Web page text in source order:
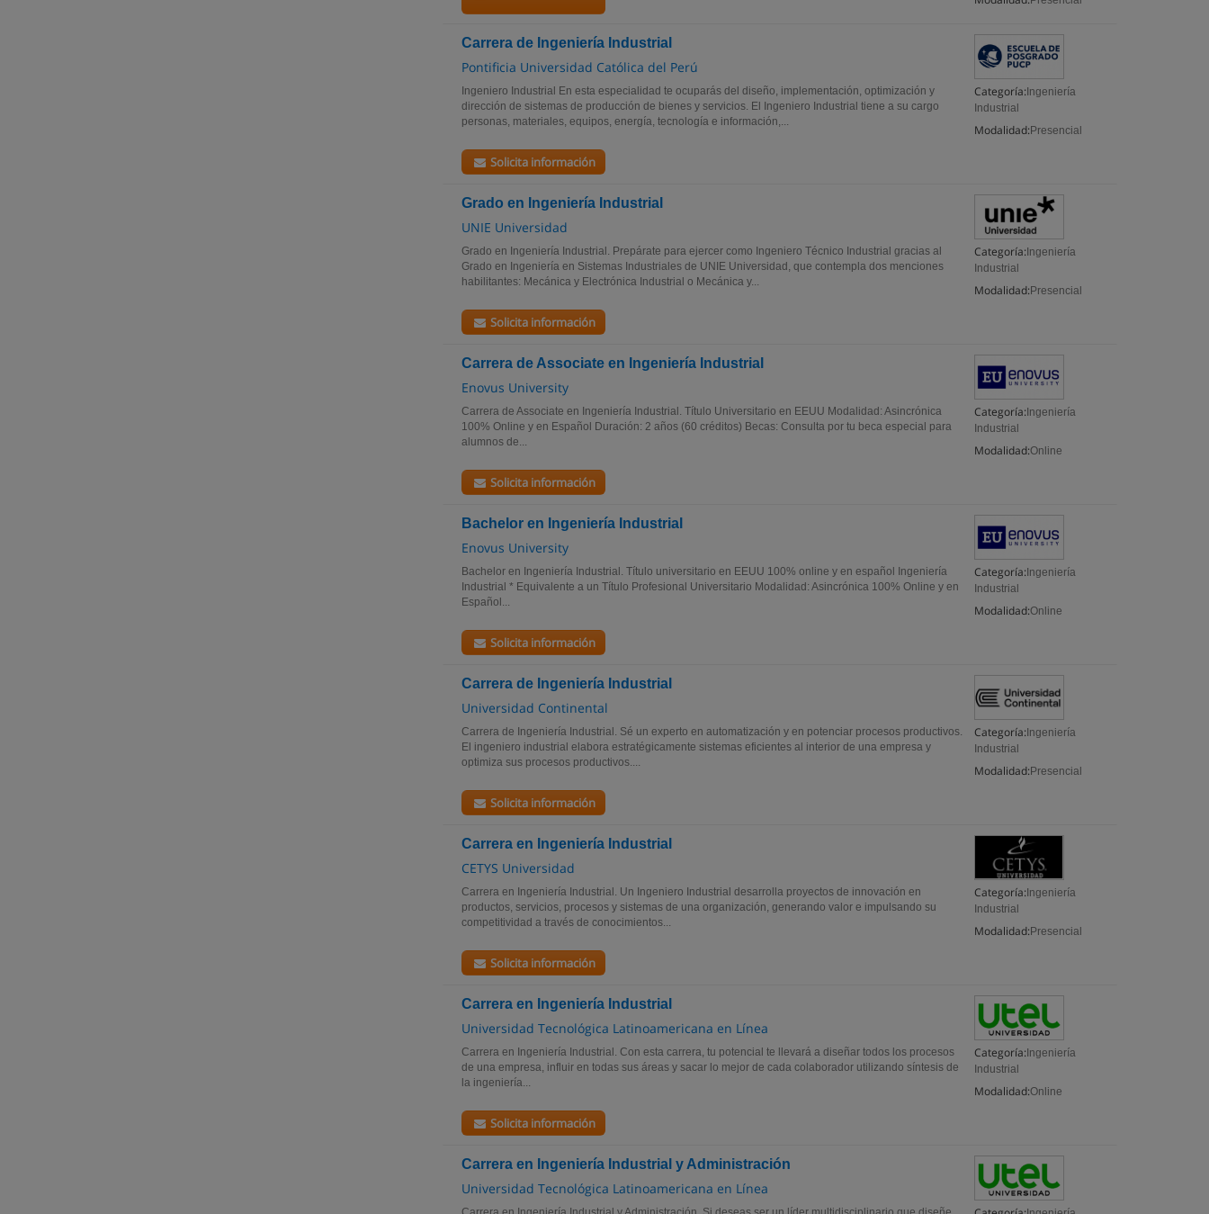
Carrera de Ingeniería Industrial
Pontificia Universidad Católica del Perú
Categoría: Ingeniería
Industrial
Modalidad: Presencial
Ingeniero Industrial En esta especialidad te ocuparás del diseño, implementación, optimización y
dirección de sistemas de producción de bienes y servicios. El Ingeniero Industrial tiene a su cargo
personas, materiales, equipos, energía, tecnología e información,...
Solicita información
Grado en Ingeniería Industrial
UNIE Universidad
Categoría: Ingeniería
Industrial
Modalidad: Presencial
Grado en Ingeniería Industrial. Prepárate para ejercer como Ingeniero Técnico Industrial gracias al
Grado en Ingeniería en Sistemas Industriales de UNIE Universidad, que contempla dos menciones
habilitantes: Mecánica y Electrónica Industrial o Mecánica y...
Solicita información
Carrera de Associate en Ingeniería Industrial
Enovus University
Categoría: Ingeniería
Industrial
Modalidad:Online
Carrera de Associate en Ingeniería Industrial. Título Universitario en EEUU Modalidad: Asincrónica
100% Online y en Español Duración: 2 años (60 créditos) Becas: Consulta por tu beca especial para
alumnos de...
Solicita información
Bachelor en Ingeniería Industrial
Enovus University
Categoría: Ingeniería
Industrial
Modalidad:Online
Bachelor en Ingeniería Industrial. Título universitario en EEUU 100% online y en español Ingeniería
Industrial * Equivalente a un Título Profesional Universitario Modalidad: Asincrónica 100% Online y en
Español...
Solicita información
Carrera de Ingeniería Industrial
Universidad Continental
Categoría: Ingeniería
Industrial
Modalidad: Presencial
Carrera de Ingeniería Industrial. Sé un experto en automatización y en potenciar procesos productivos.
El ingeniero industrial elabora estratégicamente sistemas eficientes al interior de una empresa y
optimiza sus procesos productivos....
Solicita información
Carrera en Ingeniería Industrial
CETYS Universidad
Categoría: Ingeniería
Industrial
Modalidad: Presencial
Carrera en Ingeniería Industrial. Un Ingeniero Industrial desarrolla proyectos de innovación en
productos, servicios, procesos y sistemas de una organización, generando valor e impulsando su
competitividad a través de conocimientos...
Solicita información
Carrera en Ingeniería Industrial
Universidad Tecnológica Latinoamericana en Línea
Categoría: Ingeniería
Industrial
Modalidad:Online
Carrera en Ingeniería Industrial. Con esta carrera, tu potencial te llevará a diseñar todos los procesos
de una empresa, influir en todas sus áreas y sacar lo mejor de cada colaborador utilizando síntesis de
la ingeniería...
Solicita información
Carrera en Ingeniería Industrial y Administración
Universidad Tecnológica Latinoamericana en Línea